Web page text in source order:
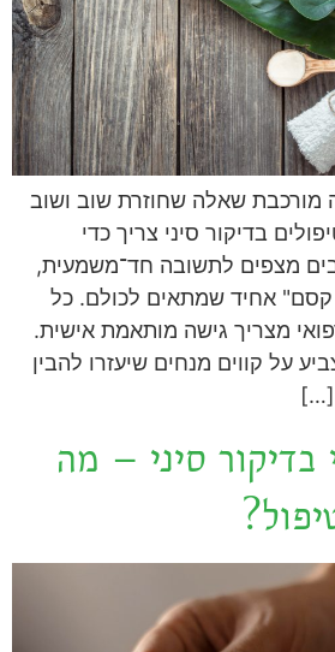
מורכבת שאלה שחוזרת שוב ושוב
בדיקור סיני צריך כדי
מצפים לתשובה חד־משמעית,
אחיד שמתאים לכולם. כל
מצריך גישה מותאמת אישית.
על קווים מנחים שיעזרו להבין
[…]
בדיקור סיני – מה